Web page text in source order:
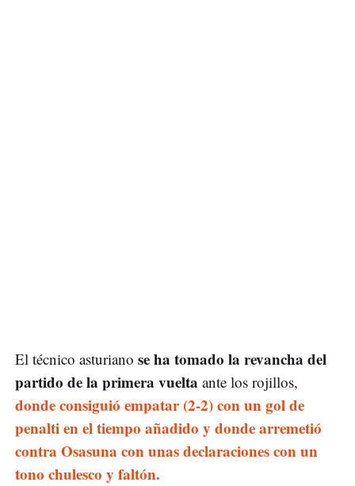
El técnico asturiano se ha tomado la revancha del
partido de la primera vuelta ante los rojillos,
donde consiguió empatar (2-2) con un gol de
penalti en el tiempo añadido y donde arremetió
contra Osasuna con unas declaraciones con un
tono chulesco y faltón.